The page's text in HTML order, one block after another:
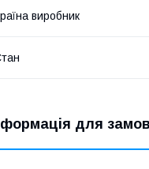
виробник
для